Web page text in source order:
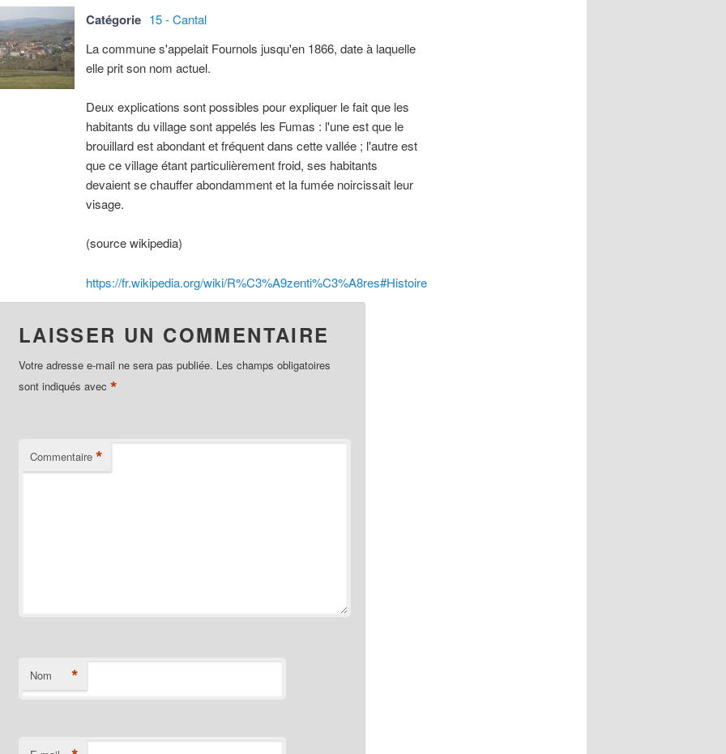
Catégorie 15 - Cantal
La commune s'appelait Fournols jusqu'en 1866, date à laquelle
elle prit son nom actuel.
Deux explications sont possibles pour expliquer le fait que les
habitants du village sont appelés les Fumas : l'une est que le
brouillard est abondant et fréquent dans cette vallée ; l'autre est
que ce village étant particulièrement froid, ses habitants
devaient se chauffer abondamment et la fumée noircissait leur
visage.
(source wikipedia)
https://fr.wikipedia.org/wiki/R%C3%A9zenti%C3%A8res#Histoire
LAISSER UN COMMENTAIRE
Votre adresse e-mail ne sera pas publiée. Les champs obligatoires
sont indiqués avec *
Commentaire *
Nom *